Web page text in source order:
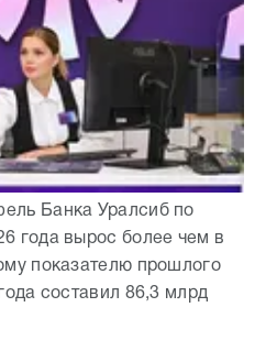
Банка Уралсиб по
года вырос более чем в
показателю прошлого
составил 86,3 млрд